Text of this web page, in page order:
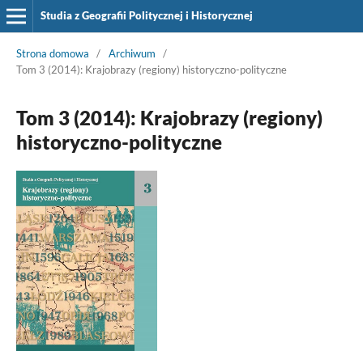
Studia z Geografii Politycznej i Historycznej
Strona domowa / Archiwum
/
Tom 3 (2014): Krajobrazy (regiony) historyczno-polityczne
Tom 3 (2014): Krajobrazy (regiony)
historyczno-polityczne